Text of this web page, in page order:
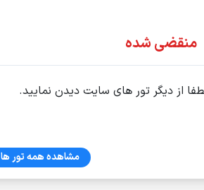
منقضی شده
از دیگر تور های سایت دیدن نمایید.
مشاهده همه تور ها